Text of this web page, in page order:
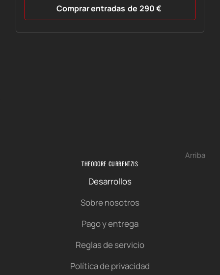
Comprar entradas de 290€
Arriba
THEODORE CURRENTZIS
Desarrollos
Sobre nosotros
Pago y entrega
Reglas de servicio
Política de privacidad